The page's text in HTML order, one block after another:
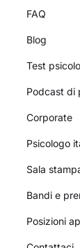
FAQ
Blog
Test
Podcast di
Corporate
Psicologo
Sala
Bandi e
Posizioni